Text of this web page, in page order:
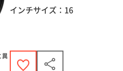
異
インチサイズ：16